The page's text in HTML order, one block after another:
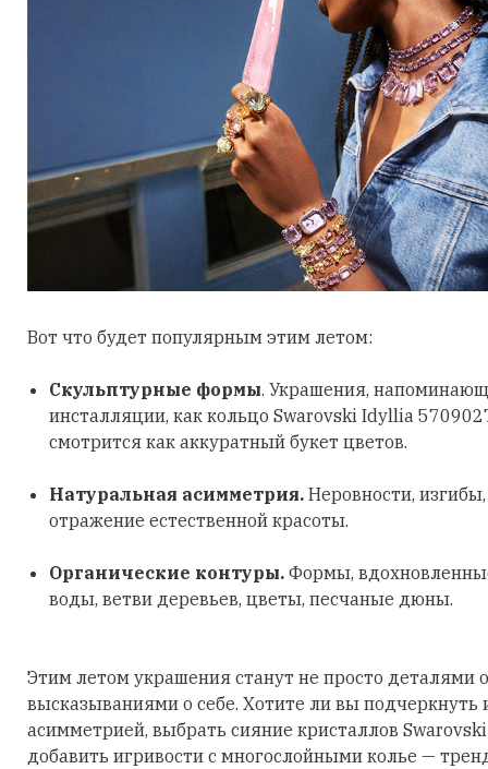
Вот что будет популярным этим летом:
Скульптурные формы. Украшения,
инсталляции, как кольцо Swarovski Idyllia
смотрится как аккуратный букет цветов.
Натуральная асимметрия. Неровности,
отражение естественной красоты.
Органические контуры. Формы,
воды, ветви деревьев, цветы, песчаные дюны.
Этим летом украшения станут не просто деталями
высказываниями о себе. Хотите ли вы подчеркнуть
асимметрией, выбрать сияние кристаллов
добавить игривости с многослойными колье —